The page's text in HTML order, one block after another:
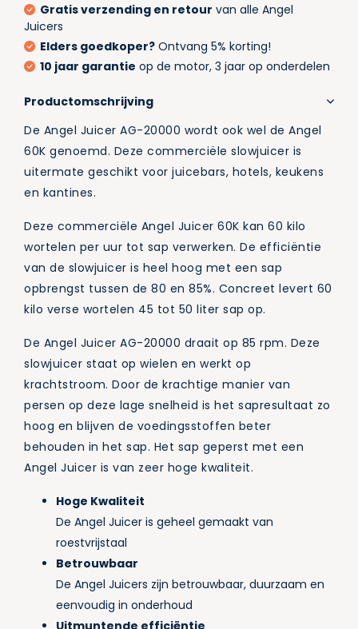
Gratis verzending en retour van alle Angel
Juicers
Elders goedkoper? Ontvang 5% korting!
10 jaar garantie op de motor, 3 jaar op onderdelen
Productomschrijving
De Angel Juicer AG-20000 wordt ook wel de Angel
60K genoemd. Deze commerciële slowjuicer is
uitermate geschikt voor juicebars, hotels, keukens
en kantines.
Deze commerciële Angel Juicer 60K kan 60 kilo
wortelen per uur tot sap verwerken. De efficiëntie
van de slowjuicer is heel hoog met een sap
opbrengst tussen de 80 en 85%. Concreet levert 60
kilo verse wortelen 45 tot 50 liter sap op.
De Angel Juicer AG-20000 draait op 85 rpm. Deze
slowjuicer staat op wielen en werkt op
krachtstroom. Door de krachtige manier van
persen op deze lage snelheid is het sapresultaat zo
hoog en blijven de voedingsstoffen beter
behouden in het sap. Het sap geperst met een
Angel Juicer is van zeer hoge kwaliteit.
Hoge Kwaliteit
De Angel Juicer is geheel gemaakt van
roestvrijstaal
Betrouwbaar
De Angel Juicers zijn betrouwbaar, duurzaam en
eenvoudig in onderhoud
Uitmuntende efficiëntie